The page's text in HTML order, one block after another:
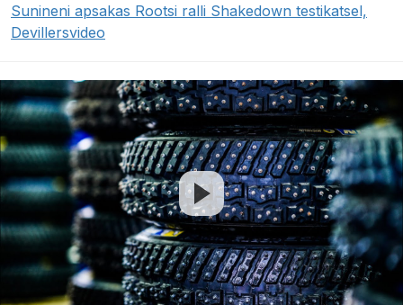
Sunineni apsakas Rootsi ralli Shakedown testikatsel,
Devillersvideo